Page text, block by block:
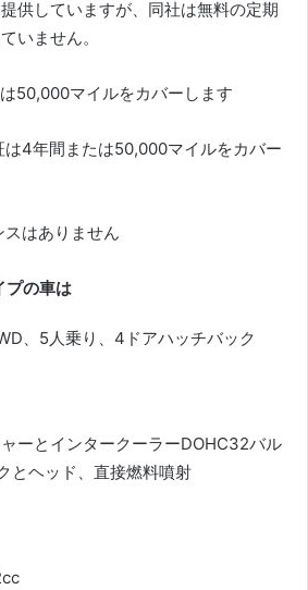
供していますが、同社は無料の定期
いません。
50,000マイルをカバーします
4年間または50,000マイルをカバー
はありません
プの車は
、5人乗り、4ドアハッチバック
ーとインタークーラーDOHC32バル
とヘッド、直接燃料噴射